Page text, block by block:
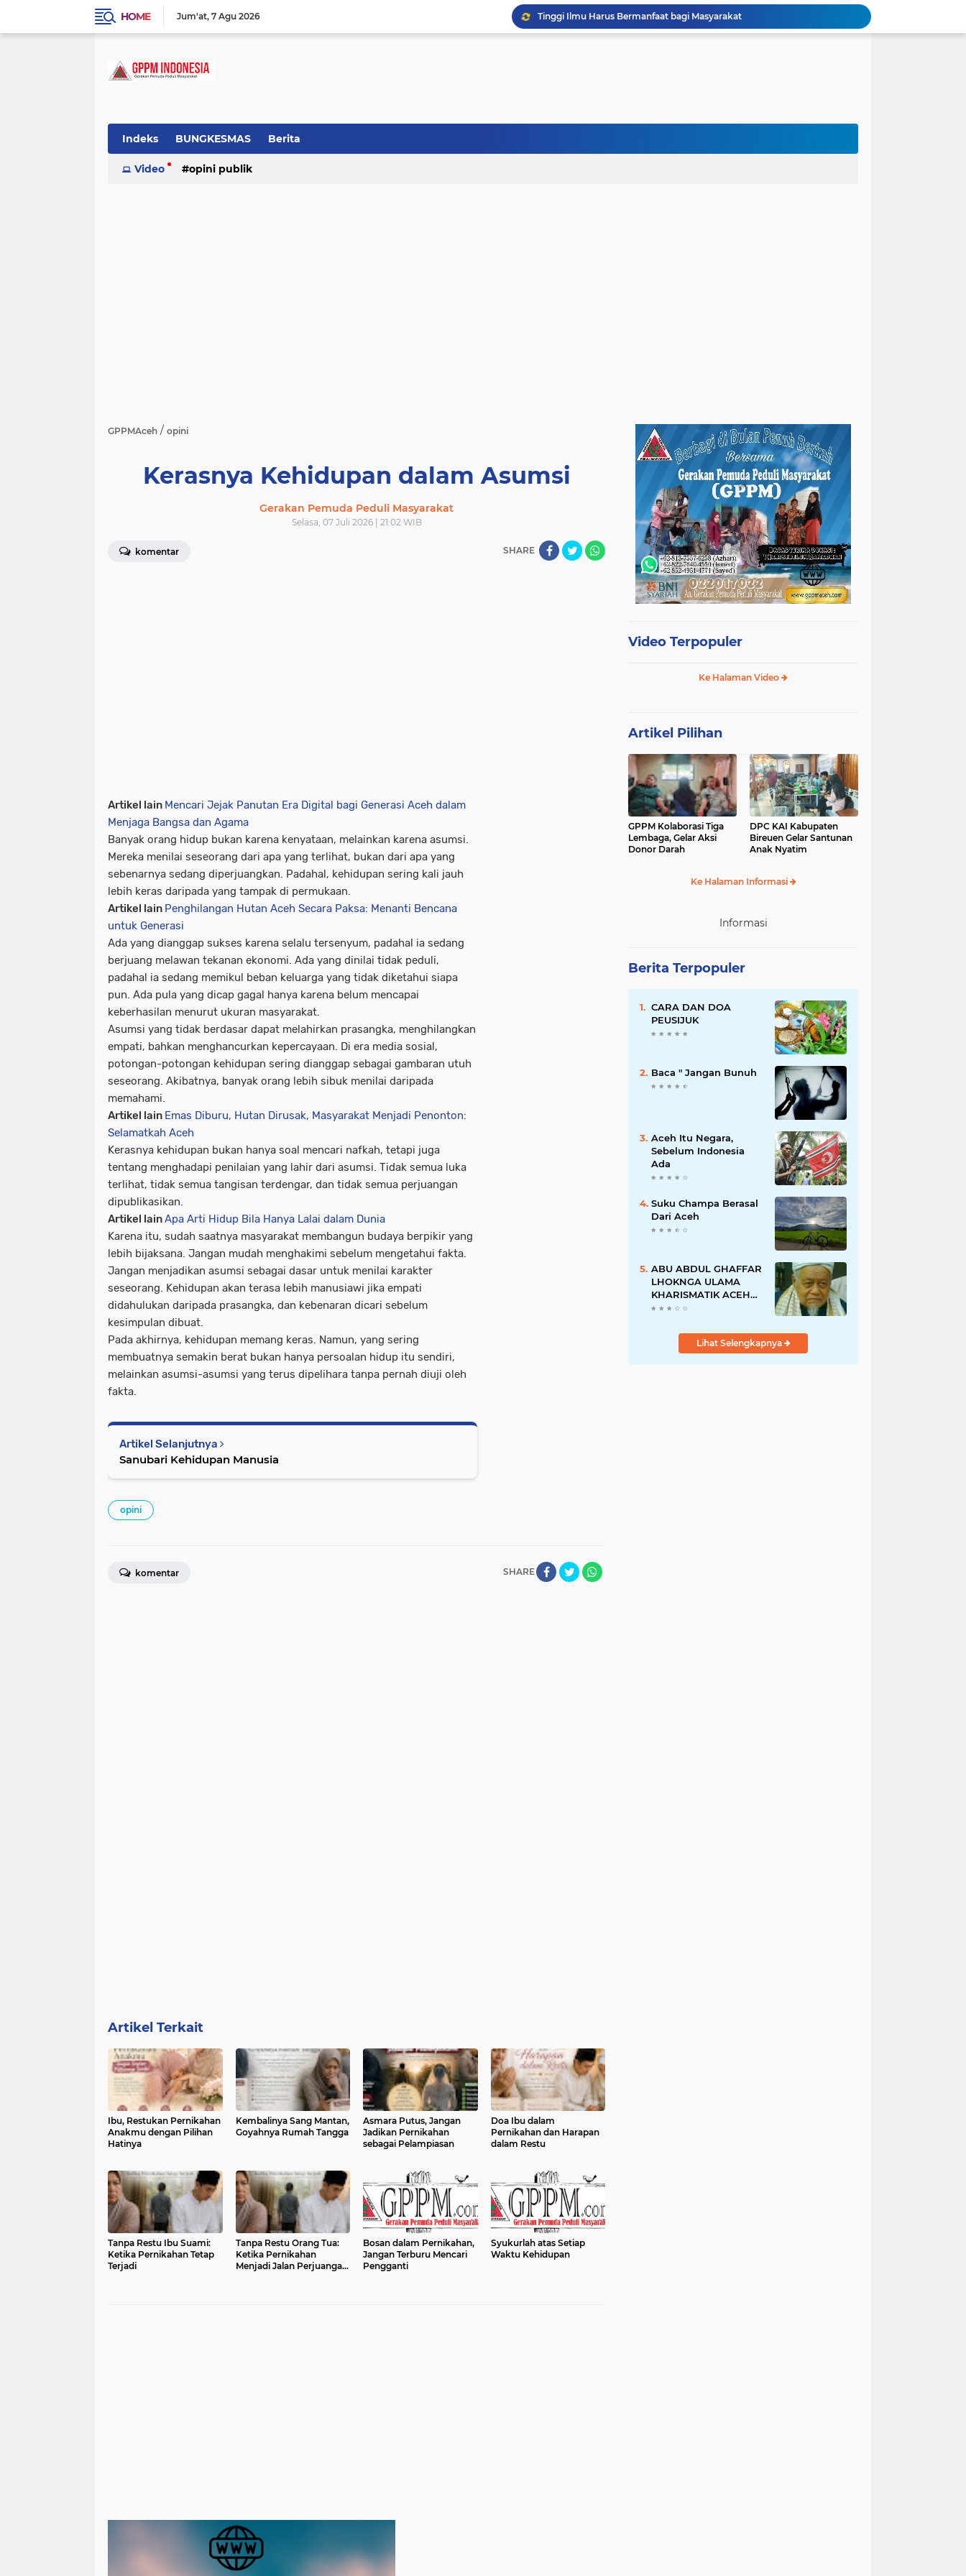
HOME Jum'at 7 Agu 2026
Tinggi Ilmu Harus Bermanfaat bagi Masyarakat
Perjuangan Pendidikan: Dari Keluarga Tidak Mampu Menuju Impian S1, S2, dan S3
Doa untuk Istri dan Anak dalam Kandungan: Harapan Seorang Ayah
Indeks BUNGKESMAS Berita
Budaya Covid-19 Donor Darah
Video opini publik
GPPMAceh / opini
Kerasnya Kehidupan dalam Asumsi
Gerakan Pemuda Peduli Masyarakat
Selasa, 07 Juli 2026 | 21:02 WIB
komentar SHARE
Artikel lain Mencari Jejak Panutan Era Digital bagi Generasi Aceh dalam
Menjaga Bangsa dan Agama
Banyak orang hidup bukan karena kenyataan, melainkan karena asumsi.
Mereka menilai seseorang dari apa yang terlihat, bukan dari apa yang
sebenarnya sedang diperjuangkan. Padahal, kehidupan sering kali jauh
lebih keras daripada yang tampak di permukaan.
Artikel lain Penghilangan Hutan Aceh Secara Paksa: Menanti Bencana
untuk Generasi
Ada yang dianggap sukses karena selalu tersenyum, padahal ia sedang
berjuang melawan tekanan ekonomi. Ada yang dinilai tidak peduli,
padahal ia sedang memikul beban keluarga yang tidak diketahui siapa
pun. Ada pula yang dicap gagal hanya karena belum mencapai
keberhasilan menurut ukuran masyarakat.
Asumsi yang tidak berdasar dapat melahirkan prasangka, menghilangkan
empati, bahkan menghancurkan kepercayaan. Di era media sosial,
potongan-potongan kehidupan sering dianggap sebagai gambaran utuh
seseorang. Akibatnya, banyak orang lebih sibuk menilai daripada
memahami.
Artikel lain Emas Diburu, Hutan Dirusak, Masyarakat Menjadi Penonton:
Selamatkah Aceh
Kerasnya kehidupan bukan hanya soal mencari nafkah, tetapi juga
tentang menghadapi penilaian yang lahir dari asumsi. Tidak semua luka
terlihat, tidak semua tangisan terdengar, dan tidak semua perjuangan
dipublikasikan.
Artikel lainApa Arti Hidup Bila Hanya Lalai dalam Dunia
Karena itu, sudah saatnya masyarakat membangun budaya berpikir yang
lebih bijaksana. Jangan mudah menghakimi sebelum mengetahui fakta.
Jangan menjadikan asumsi sebagai dasar untuk menilai karakter
seseorang. Kehidupan akan terasa lebih manusiawi jika empati
didahulukan daripada prasangka, dan kebenaran dicari sebelum
kesimpulan dibuat.
Pada akhirnya, kehidupan memang keras. Namun, yang sering
membuatnya semakin berat bukan hanya persoalan hidup itu sendiri,
melainkan asumsi-asumsi yang terus dipelihara tanpa pernah diuji oleh
fakta.
Artikel Selanjutnya
Sanubari Kehidupan Manusia
opini
SHARE
komentar
Artikel Terkait
Ibu, Restukan Pernikahan
Anakmu dengan Pilihan
Hatinya
Kembalinya Sang Mantan,
Goyahnya Rumah Tangga
Asmara Putus, Jangan
Jadikan Pernikahan
sebagai Pelampiasan
Doa Ibu dalam
Pernikahan dan Harapan
dalam Restu
Tanpa Restu Ibu Suami:
Ketika Pernikahan Tetap
Terjadi
Tanpa Restu Orang Tua:
Ketika Pernikahan
Menjadi Jalan Perjuangan
Bosan dalam Pernikahan,
Jangan Terburu Mencari
Pengganti
Syukurlah atas Setiap
Waktu Kehidupan
Video Terpopuler
Ke Halaman Video
Artikel Pilihan
GPPM Kolaborasi Tiga
Lembaga, Gelar Aksi
Donor Darah
DPC KAI Kabupaten
Bireuen Gelar Santunan
Anak Nyatim
Ke Halaman Informasi
Informasi
Berita Terpopuler
CARA DAN DOA
PEUSIJUK
Baca " Jangan Bunuh
Aceh Itu Negara,
Sebelum Indonesia
Ada
Suku Champa Berasal
Dari Aceh
ABU ABDUL GHAFFAR
LHOKNGA ULAMA
KHARISMATIK ACEH
DAN JUGA ULAMA
Lihat Selengkapnya